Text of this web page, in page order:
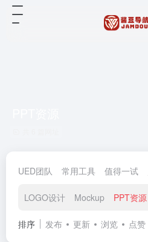
UED团队 常用工具 值得一试
LOGO设计 Mockup PPT资源
排序 发布 更新 浏览 点赞